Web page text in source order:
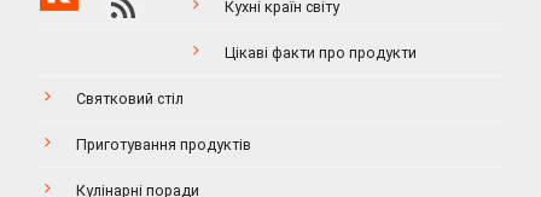
Кухні країн світу
Цікаві факти про продукти
Святковий стіл
Приготування продуктів
Кулінарні поради